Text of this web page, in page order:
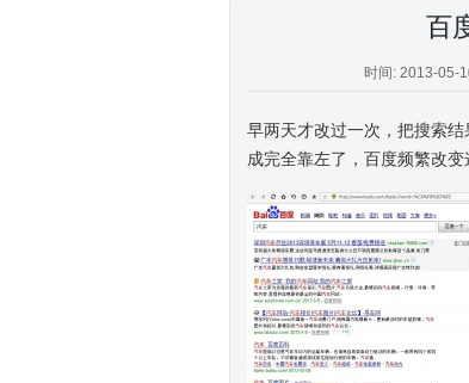
百
时间: 2013-05-
早两天才改过一次，把搜索
成完全靠左了，百度频繁改